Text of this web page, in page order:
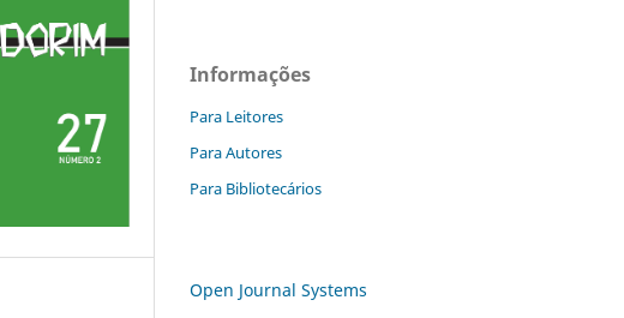
Informações
Para Leitores
Para Autores
Para Bibliotecários
Open Journal Systems